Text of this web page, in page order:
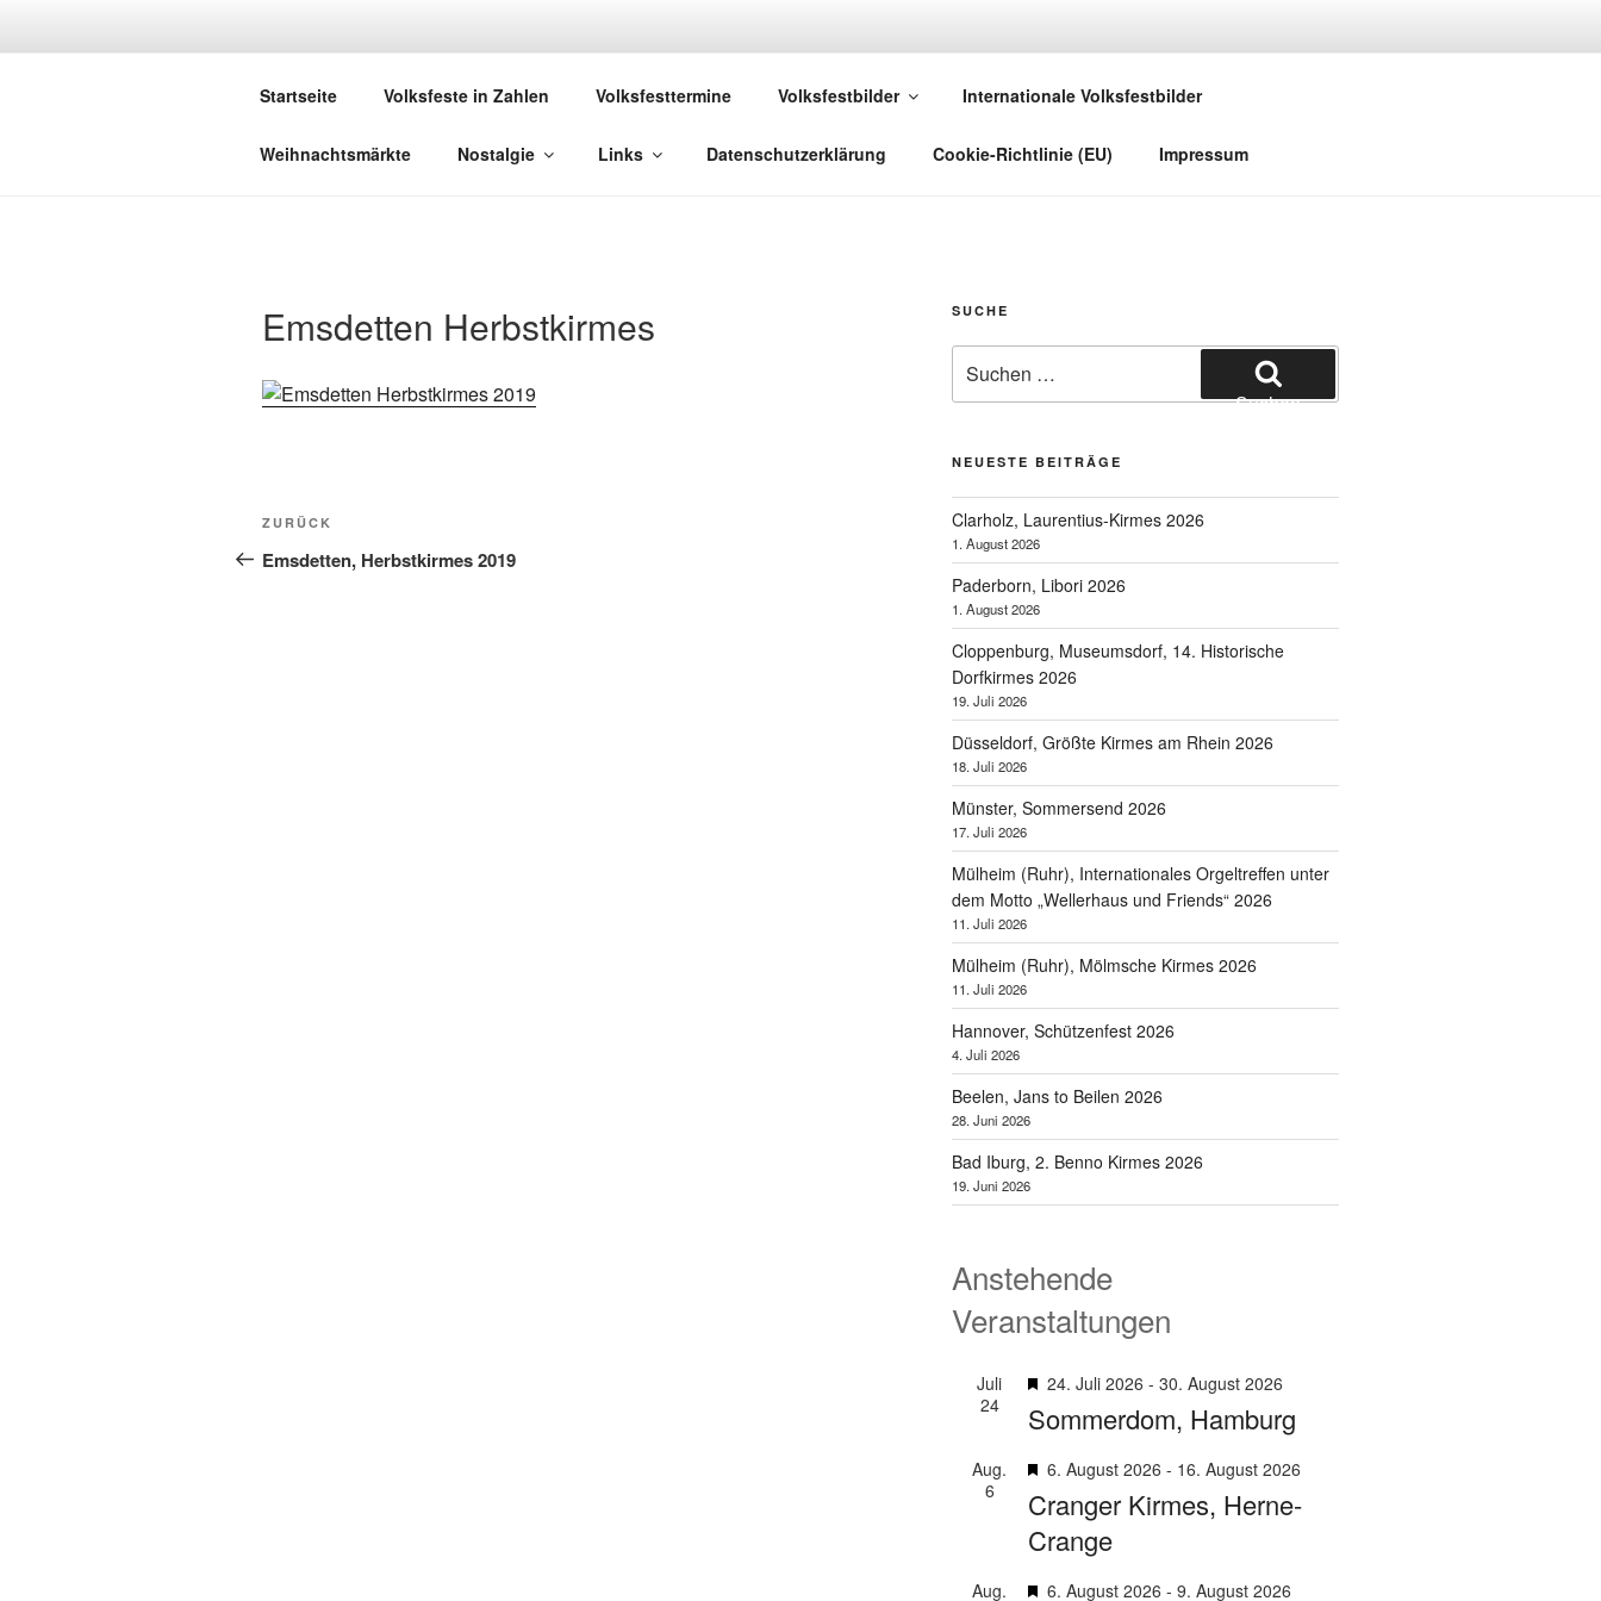
DEUTSCHE VOLKSFESTE
Startseite Volksfeste in Zahlen Volksfesttermine Volksfestbilder Internationale Volksfestbilder
Weihnachtsmärkte Nostalgie Links Datenschutzerklärung Cookie-Richtlinie (EU) Impressum
Emsdetten Herbstkirmes
Beitragsnavigation
Vorheriger
Beitrag
ZURÜCK
Emsdetten, Herbstkirmes 2019
SUCHE
nach:
Suchen
NEUESTE BEITRÄGE
Clarholz, Laurentius-Kirmes 2026
1. August 2026
Paderborn, Libori 2026
1. August 2026
Cloppenburg, Museumsdorf, 14. Historische
Dorfkirmes 2026
19. Juli 2026
Düsseldorf, Größte Kirmes am Rhein 2026
18. Juli 2026
Münster, Sommersend 2026
17. Juli 2026
Mülheim (Ruhr), Internationales Orgeltreffen unter
dem Motto „Wellerhaus und Friends“ 2026
11. Juli 2026
Mülheim (Ruhr), Mölmsche Kirmes 2026
11. Juli 2026
Hannover, Schützenfest 2026
4. Juli 2026
Beelen, Jans to Beilen 2026
28. Juni 2026
Bad Iburg, 2. Benno Kirmes 2026
19. Juni 2026
Anstehende
Veranstaltungen
Juli
24
H
r
v
r
g
h
24. Juli 2026 - 30. August 2026
Sommerdom, Hamburg
Aug.
6
H
e
r
v
6. August 2026 - 16. August 2026
Cranger Kirmes, Herne-
Crange
Aug.
H
6. August 2026 - 9. August 2026